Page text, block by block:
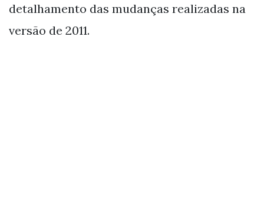
detalhamento das mudanças realizadas na
versão de 2011.